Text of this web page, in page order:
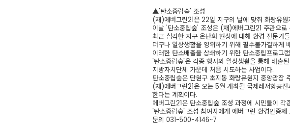
▲'탄소중립숲' 조성
(재)에버그린21은 22일 지구의 날에 맞춰 화랑유
이날 '탄소중립숲' 조성은 (재)에버그린21 주관으로
최근 심각한 지구 온난화 현상에 대해 환경 전문가
더구나 일상생활을 영위하기 위해 필수불가결하게
이러한 탄소배출을 상쇄하기 위한 탄소중립프로그
'탄소중립숲'은 각종 행사와 일상생활을 통해 배출
지방자치단체 가운데 처음 시도하는 사업이다.
탄소중립숲은 단원구 초지동 화랑유원지 중앙광
(재)에버그린21은 오는 5월 개최될 국제레저항공
한다는 계획이다.
에버그린21은 탄소중립숲 조성 과정에 시민들이
'탄소중립숲' 조성 참여자에게 에버그린 환경인증
문의 031-500-4146~7